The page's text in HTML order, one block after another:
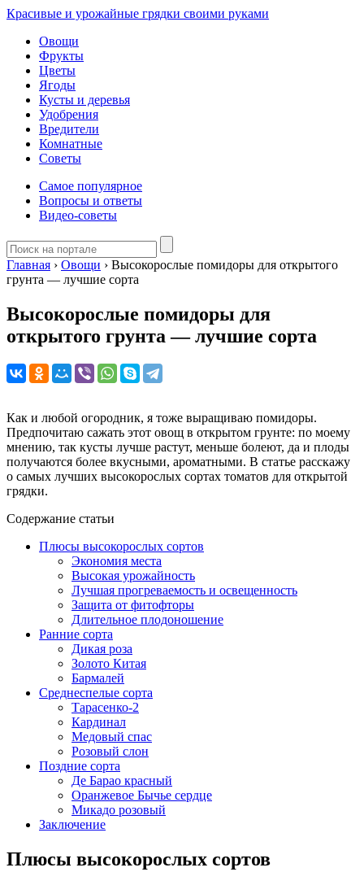
Красивые и урожайные грядки своими руками
Овощи
Фрукты
Цветы
Ягоды
Кусты и деревья
Удобрения
Вредители
Комнатные
Советы
Самое популярное
Вопросы и ответы
Видео-советы
Главная › Овощи › Высокорослые помидоры для открытого
грунта — лучшие сорта
Высокорослые помидоры для
открытого грунта — лучшие сорта
Как и любой огородник, я тоже выращиваю помидоры.
Предпочитаю сажать этот овощ в открытом грунте: по моему
мнению, так кусты лучше растут, меньше болеют, да и плоды
получаются более вкусными, ароматными. В статье расскажу
о самых лучших высокорослых сортах томатов для открытой
грядки.
Содержание статьи
Плюсы высокорослых сортов
Экономия места
Высокая урожайность
Лучшая прогреваемость и освещенность
Защита от фитофторы
Длительное плодоношение
Ранние сорта
Дикая роза
Золото Китая
Бармалей
Среднеспелые сорта
Тарасенко-2
Кардинал
Медовый спас
Розовый слон
Поздние сорта
Де Барао красный
Оранжевое Бычье сердце
Микадо розовый
Заключение
Плюсы высокорослых сортов